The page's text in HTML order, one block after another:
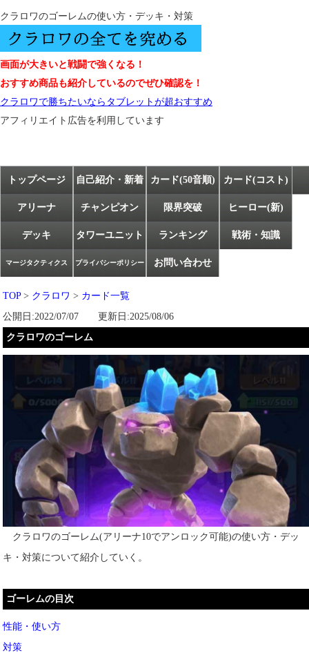
クラロワのゴーレムの使い方・デッキ・対策
画面が大きいと戦闘で強くなる！
おすすめ商品も紹介しているのでぜひ確認を！
クラロワで勝ちたいならタブレットが超おすすめ
アフィリエイト広告を利用しています
トップページ 自己紹介・新着 カード(50音順) カード(コスト)
アリーナ チャンピオン 限界突破 ヒーロー(新)
デッキ タワーユニット ランキング 戦術・知識
マージタクティクス プライバシーポリシー お問い合わせ
TOP > クラロワ > カード一覧
公開日:2022/07/07 更新日:2025/08/06
クラロワのゴーレム
クラロワのゴーレム(アリーナ10でアンロック可能)の使い方・デッ
キ・対策について紹介していく。
ゴーレムの目次
性能・使い方
対策